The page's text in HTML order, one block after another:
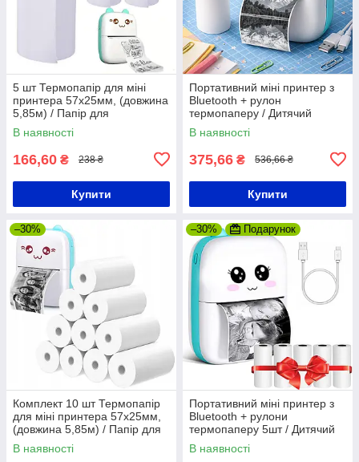
5 шт Термопапір для міні
принтера 57х25мм, (довжина
5,85м) / Папір для
термопринтера / Папір для
міні принтера
В наявності
166,60 ₴ 238 ₴
Купити
Портативний міні принтер з
Bluetooth + рулон
термопаперу / Дитячий
термопринтер / Bluetooth
принтер / Фотопринтер
В наявності
375,66 ₴ 536,66 ₴
Купити
–30%
Комплект 10 шт Термопапір
для міні принтера 57х25мм,
(довжина 5,85м) / Папір для
термопринтера
В наявності
–30% Подарунок
Портативний міні принтер з
Bluetooth + рулони
термопаперу 5шт / Дитячий
термопринтер / Фотопринтер
В наявності